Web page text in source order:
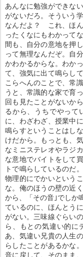
あんなに勉強ができな
がないだろ。そういう
なんだよ？ これ、ほ
ったくなにもわかって
間も、自分の意地を押
って無理なんだぞ。自
かわかるからな。わか
て、強気に出て鳴らし
こらへんのことで、常
うと、常識的な家で育
回も見たことがないか
るから、うちでやって
に、わざわざ、授業中
鳴らすということはし
けだから。もっとも、
なミニステレオやラジ
な意地でバイトをして
トで鳴らしているのだ
物理的にでかいという
な。俺のほうの壁の近
から、「その音｣でしか
ているのに、ほんとう
がない。三味線ぐらい
ら、もとの気違い的に
あ、気違い兄貴の人生
らしたことがあるかな
音に戻して、そのまま